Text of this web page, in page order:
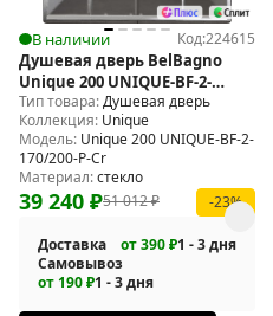
В наличии Код:224615
Душевая дверь BelBagno
Unique 200 UNIQUE-BF-2-
170/200-P-Cr
Тип товара:Душевая дверь
Коллекция: Unique
Модель: Unique 200 UNIQUE-BF-2-
170/200-P-Cr
Материал:стекло
51 012₽
39 240 ₽ -23%
Доставка от 390 ₽1 - 3 дня
Самовывоз
от 190 ₽1 - 3 дня